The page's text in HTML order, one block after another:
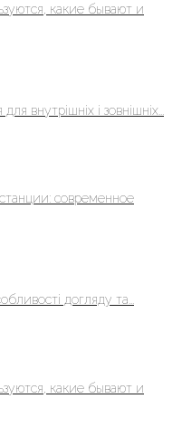
какие бывают и
внутрішніх і зовнішніх...
современное
догляду та...
какие бывают и